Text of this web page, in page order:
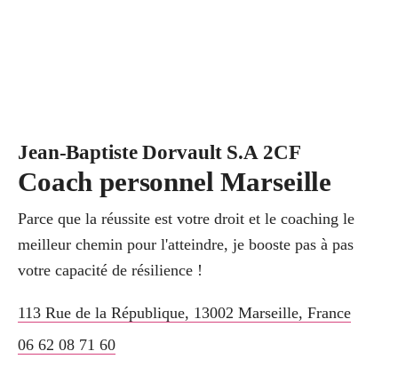
Jean-Baptiste Dorvault S.A 2CF
Coach personnel Marseille
Parce que la réussite est votre droit et le coaching le
meilleur chemin pour l'atteindre, je booste pas à pas
votre capacité de résilience !
113 Rue de la République, 13002 Marseille, France
06 62 08 71 60